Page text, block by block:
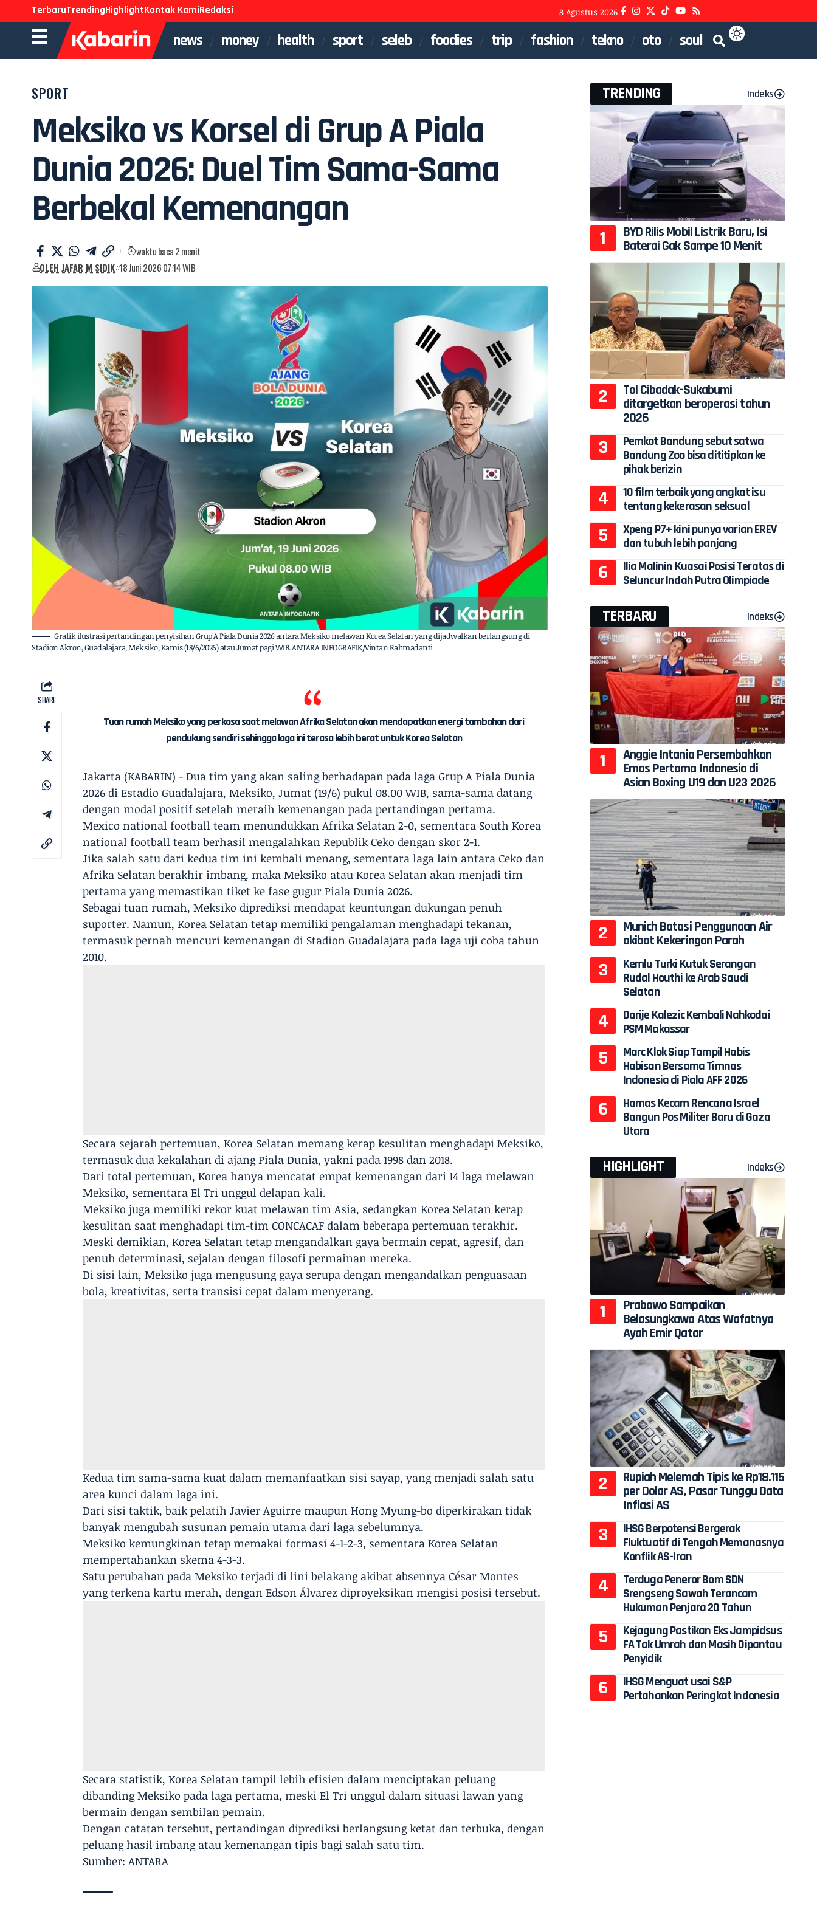
TerbaruTrendingHighlightKontak KamiRedaksi 8 Agustus 2026
news money health sport seleb foodies trip fashion tekno oto soul
SPORT
Meksiko vs Korsel di Grup A Piala
Dunia 2026: Duel Tim Sama-Sama
Berbekal Kemenangan
OLEH JAFAR M SIDIK 18 Juni 2026 07:14 WIB
waktu baca 2 menit
Grafik ilustrasi pertandingan penyisihan Grup A Piala Dunia 2026 antara Meksiko melawan Korea Selatan yang dijadwalkan berlangsung di
Stadion Akron, Guadalajara, Meksiko, Kamis (18/6/2026) atau Jumat pagi WIB. ANTARA INFOGRAFIK/Vintan Rahmadanti
SHARE
Tuan rumah Meksiko yang perkasa saat melawan Afrika Selatan akan mendapatkan energi tambahan dari
pendukung sendiri sehingga laga ini terasa lebih berat untuk Korea Selatan
Jakarta (KABARIN) - Dua tim yang akan saling berhadapan pada laga Grup A Piala Dunia
2026 di Estadio Guadalajara, Meksiko, Jumat (19/6) pukul 08.00 WIB, sama-sama datang
dengan modal positif setelah meraih kemenangan pada pertandingan pertama.
Mexico national football team menundukkan Afrika Selatan 2-0, sementara South Korea
national football team berhasil mengalahkan Republik Ceko dengan skor 2-1.
Jika salah satu dari kedua tim ini kembali menang, sementara laga lain antara Ceko dan
Afrika Selatan berakhir imbang, maka Meksiko atau Korea Selatan akan menjadi tim
pertama yang memastikan tiket ke fase gugur Piala Dunia 2026.
Sebagai tuan rumah, Meksiko diprediksi mendapat keuntungan dukungan penuh
suporter. Namun, Korea Selatan tetap memiliki pengalaman menghadapi tekanan,
termasuk pernah mencuri kemenangan di Stadion Guadalajara pada laga uji coba tahun
2010.
Secara sejarah pertemuan, Korea Selatan memang kerap kesulitan menghadapi Meksiko,
termasuk dua kekalahan di ajang Piala Dunia, yakni pada 1998 dan 2018.
Dari total pertemuan, Korea hanya mencatat empat kemenangan dari 14 laga melawan
Meksiko, sementara El Tri unggul delapan kali.
Meksiko juga memiliki rekor kuat melawan tim Asia, sedangkan Korea Selatan kerap
kesulitan saat menghadapi tim-tim CONCACAF dalam beberapa pertemuan terakhir.
Meski demikian, Korea Selatan tetap mengandalkan gaya bermain cepat, agresif, dan
penuh determinasi, sejalan dengan filosofi permainan mereka.
Di sisi lain, Meksiko juga mengusung gaya serupa dengan mengandalkan penguasaan
bola, kreativitas, serta transisi cepat dalam menyerang.
Kedua tim sama-sama kuat dalam memanfaatkan sisi sayap, yang menjadi salah satu
area kunci dalam laga ini.
Dari sisi taktik, baik pelatih Javier Aguirre maupun Hong Myung-bo diperkirakan tidak
banyak mengubah susunan pemain utama dari laga sebelumnya.
Meksiko kemungkinan tetap memakai formasi 4-1-2-3, sementara Korea Selatan
mempertahankan skema 4-3-3.
Satu perubahan pada Meksiko terjadi di lini belakang akibat absennya César Montes
yang terkena kartu merah, dengan Edson Álvarez diproyeksikan mengisi posisi tersebut.
Secara statistik, Korea Selatan tampil lebih efisien dalam menciptakan peluang
dibanding Meksiko pada laga pertama, meski El Tri unggul dalam situasi lawan yang
bermain dengan sembilan pemain.
Dengan catatan tersebut, pertandingan diprediksi berlangsung ketat dan terbuka, dengan
peluang hasil imbang atau kemenangan tipis bagi salah satu tim.
Sumber: ANTARA
TRENDING Indeks
BYD Rilis Mobil Listrik Baru, Isi
Baterai Gak Sampe 10 Menit
Tol Cibadak-Sukabumi
ditargetkan beroperasi tahun
2026
Pemkot Bandung sebut satwa
Bandung Zoo bisa dititipkan ke
pihak berizin
10 film terbaik yang angkat isu
tentang kekerasan seksual
Xpeng P7+ kini punya varian EREV
dan tubuh lebih panjang
Ilia Malinin Kuasai Posisi Teratas di
Seluncur Indah Putra Olimpiade
TERBARU Indeks
Anggie Intania Persembahkan
Emas Pertama Indonesia di
Asian Boxing U19 dan U23 2026
Munich Batasi Penggunaan Air
akibat Kekeringan Parah
Kemlu Turki Kutuk Serangan
Rudal Houthi ke Arab Saudi
Selatan
Darije Kalezic Kembali Nahkodai
PSM Makassar
Marc Klok Siap Tampil Habis
Habisan Bersama Timnas
Indonesia di Piala AFF 2026
Hamas Kecam Rencana Israel
Bangun Pos Militer Baru di Gaza
Utara
HIGHLIGHT Indeks
Prabowo Sampaikan
Belasungkawa Atas Wafatnya
Ayah Emir Qatar
Rupiah Melemah Tipis ke Rp18.115
per Dolar AS, Pasar Tunggu Data
Inflasi AS
IHSG Berpotensi Bergerak
Fluktuatif di Tengah Memanasnya
Konflik AS-Iran
Terduga Peneror Bom SDN
Srengseng Sawah Terancam
Hukuman Penjara 20 Tahun
Kejagung Pastikan Eks Jampidsus
FA Tak Umrah dan Masih Dipantau
Penyidik
IHSG Menguat usai S&P
Pertahankan Peringkat Indonesia